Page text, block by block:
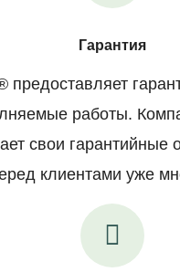
Гарантия
предоставляет
работы.
свои гарантийные
клиентами уже